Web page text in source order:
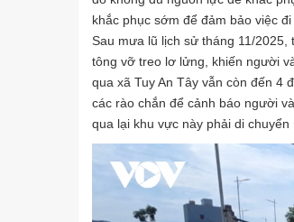
khắc phục sớm để đảm bảo việc
Sau mưa lũ lịch sử tháng 11/
tông vỡ treo lơ lửng, khiến người
qua xã Tuy An Tây vẫn còn đến 4
các rào chắn để cảnh báo người
qua lại khu vực này phải di chuyển